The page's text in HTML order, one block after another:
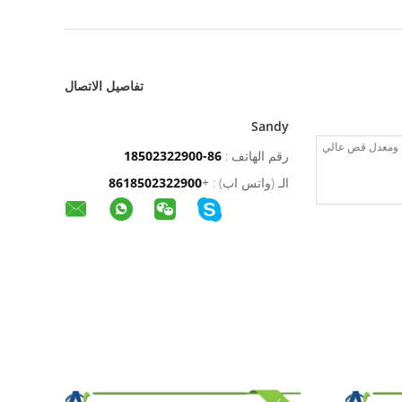
تفاصيل الاتصال
Sandy
رقم الهاتف : 86-18502322900
الـ (واتس اب) : +
8618502322900